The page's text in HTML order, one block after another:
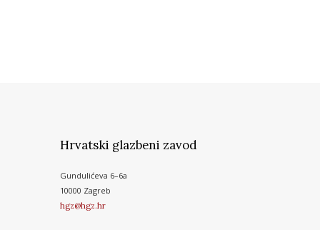
Hrvatski glazbeni zavod
Gundulićeva 6–6a
10000 Zagreb
hgz@hgz.hr